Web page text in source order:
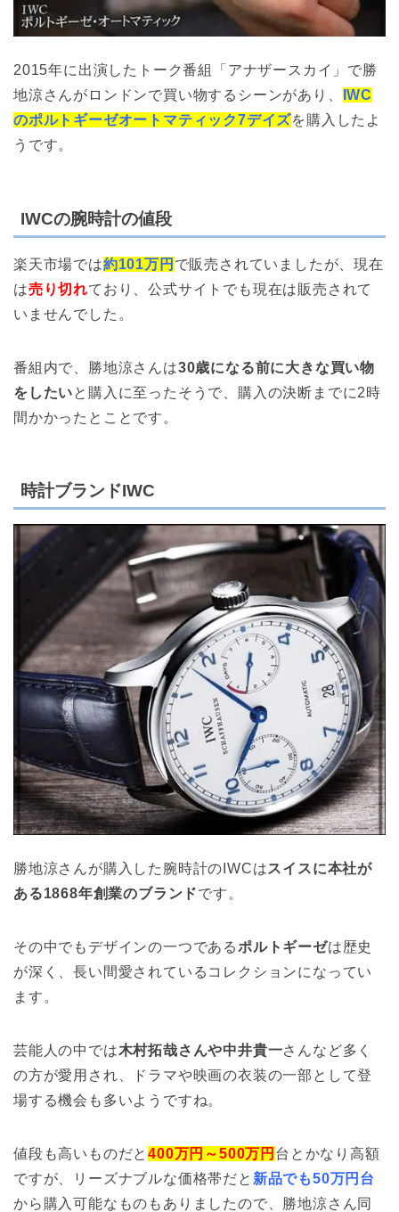
2015年に出演したトーク番組「アナザースカイ」で勝
地涼さんがロンドンで買い物するシーンがあり、
IWC
のポルトギーゼオートマティック7デイズを購入したよ
うです。
IWCの腕時計の値段
楽天市場では約101万円 で販売されていましたが、現在
は売り切れており、公式サイトでも現在は販売されて
いませんでした。
番組内で、勝地涼さんは30歳になる前に大きな買い物
をしたいと購入に至ったそうで、購入の決断までに2時
間かかったとことです。
時計ブランドIWC
勝地涼さんが購入した腕時計のIWCはスイスに本社が
ある1868年創業のブランドです。
その中でもデザインの一つであるポルトギーゼは歴史
が深く、長い間愛されているコレクションになってい
ます。
芸能人の中では木村拓哉さんや中井貴一さんなど多く
の方が愛用され、ドラマや映画の衣装の一部として登
場する機会も多いようですね。
値段も高いものだと400万円～500万円 台とかなり高額
ですが、リーズナブルな価格帯だと 新品でも50万円台
から購入可能なものもありましたので、勝地涼さん同